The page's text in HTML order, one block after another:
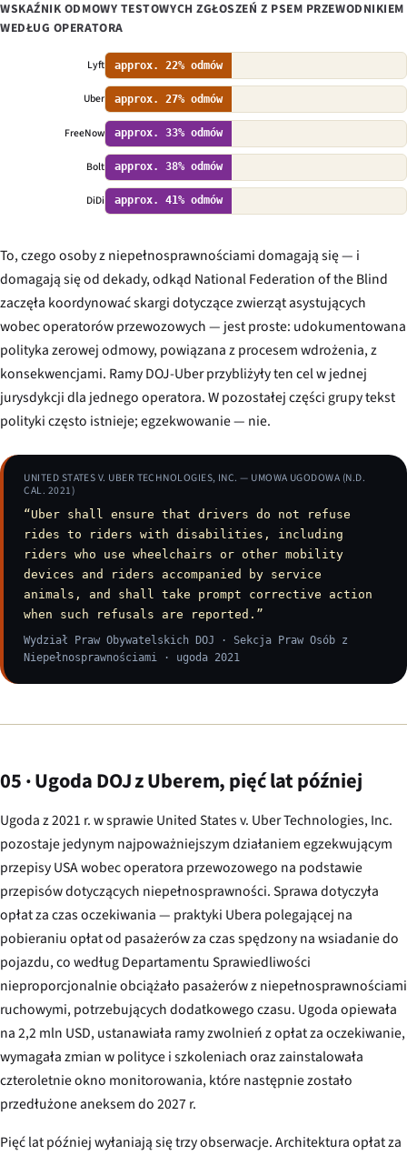
WSKAŹNIK ODMOWY TESTOWYCH ZGŁOSZEŃ Z PSEM PRZEWODNIKIEM
WEDŁUG OPERATORA
Lyft approx. 22% odmów
Uber approx. 27% odmów
FreeNow approx. 33% odmów
Bolt approx. 38% odmów
DiDi approx. 41% odmów
To, czego osoby z niepełnosprawnościami domagają się — i
domagają się od dekady, odkąd National Federation of the Blind
zaczęła koordynować skargi dotyczące zwierząt asystujących
wobec operatorów przewozowych — jest proste: udokumentowana
polityka zerowej odmowy, powiązana z procesem wdrożenia, z
konsekwencjami. Ramy DOJ-Uber przybliżyły ten cel w jednej
jurysdykcji dla jednego operatora. W pozostałej części grupy tekst
polityki często istnieje; egzekwowanie — nie.
UNITED STATES V. UBER TECHNOLOGIES, INC. — UMOWA UGODOWA (N.D.
CAL. 2021)
“Uber shall ensure that drivers do not refuse
rides to riders with disabilities, including
riders who use wheelchairs or other mobility
devices and riders accompanied by service
animals, and shall take prompt corrective action
when such refusals are reported.”
Wydział Praw Obywatelskich DOJ · Sekcja Praw Osób z
Niepełnosprawnościami · ugoda 2021
05 · Ugoda DOJ z Uberem, pięć lat później
Ugoda z 2021 r. w sprawieUnited States v. Uber Technologies, Inc.
pozostaje jedynym najpoważniejszym działaniem egzekwującym
przepisy USA wobec operatora przewozowego na podstawie
przepisów dotyczących niepełnosprawności. Sprawa dotyczyła
opłat za czas oczekiwania — praktyki Ubera polegającej na
pobieraniu opłat od pasażerów za czas spędzony na wsiadanie do
pojazdu, co według Departamentu Sprawiedliwości
nieproporcjonalnie obciążało pasażerów z niepełnosprawnościami
ruchowymi, potrzebujących dodatkowego czasu. Ugoda opiewała
na 2,2 mln USD, ustanawiała ramy zwolnień z opłat za oczekiwanie,
wymagała zmian w polityce i szkoleniach oraz zainstalowała
czteroletnie okno monitorowania, które następnie zostało
przedłużone aneksem do 2027 r.
Pięć lat później wyłaniają się trzy obserwacje. Architektura opłat za